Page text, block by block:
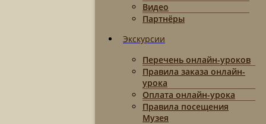
Видео
Партнёры
Экскурсии
Перечень онлайн-уроков
Правила заказа онлайн-
урока
Оплата онлайн-урока
Правила посещения
Музея